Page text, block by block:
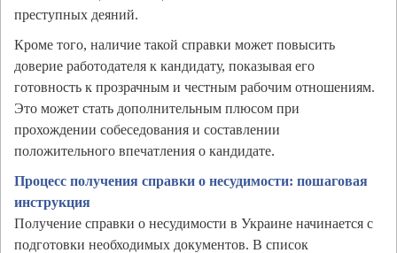
преступных деяний.
Кроме того, наличие такой справки может повысить
доверие работодателя к кандидату, показывая его
готовность к прозрачным и честным рабочим отношениям.
Это может стать дополнительным плюсом при
прохождении собеседования и составлении
положительного впечатления о кандидате.
Процесс получения справки о несудимости: пошаговая
инструкция
Получение справки о несудимости в Украине начинается с
подготовки необходимых документов. В список